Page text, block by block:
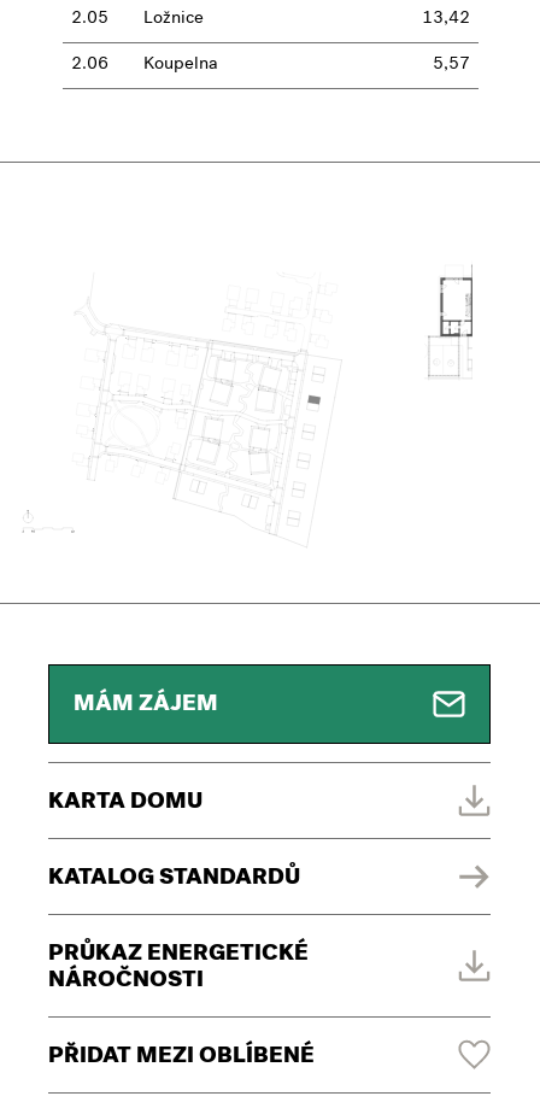
MÁM ZÁJEM
KARTA DOMU
KATALOG STANDARDŮ
PRŮKAZ ENERGETICKÉ
NÁROČNOSTI
PŘIDAT MEZI OBLÍBENÉ
2.05 Ložnice 13,42
2.06 Koupelna 5,57